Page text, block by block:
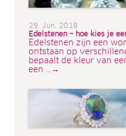
29. Jun. 2018
Edelstenen – hoe kies je
Edelstenen zijn een
ontstaan op
bepaalt de kleur van
een ...→